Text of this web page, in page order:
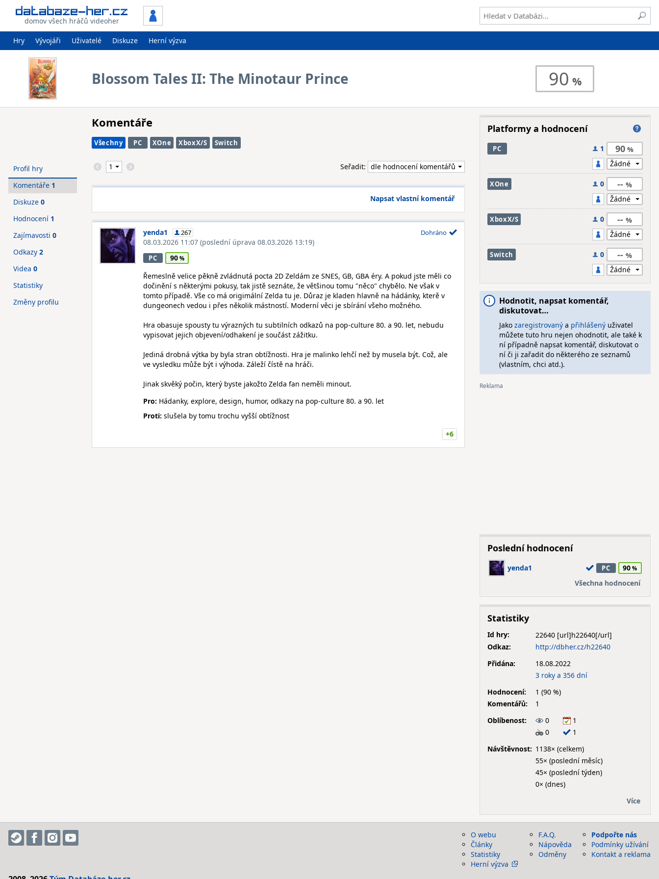
domov všech hráčů videoher
Hry Vývojáři Uživatelé Diskuze Herní výzva
Blossom Tales II: The Minotaur Prince 90
Komentáře
Všechny PC XOne XboxX/S Switch
Seřadit:
Napsat vlastní komentář
yenda1 267
08.03.2026 11:07 (poslední úprava 08.03.2026 13:19)
Dohráno
PC
90
Řemeslně velice pěkně zvládnutá pocta 2D Zeldám ze SNES, GB, GBA éry. A pokud jste měli co
dočinění s některými pokusy, tak jistě seznáte, že většinou tomu "něco" chybělo. Ne však v
tomto případě. Vše co má origimální Zelda tu je. Důraz je kladen hlavně na hádánky, kterě v
dungeonech vedou i přes několik mástností. Moderní věci je sbírání všeho možného.
Hra obasuje spousty tu výrazných tu subtilních odkazů na pop-culture 80. a 90. let, nebudu
vypisovat jejich objevení/odhakení je součást zážitku.
Jediná drobná výtka by byla stran obtížnosti. Hra je malinko lehčí než by musela být. Což, ale
ve vysledku může být i výhoda. Záleží čístě na hráči.
Jinak skvěký počin, který byste jakožto Zelda fan neměli minout.
Pro: Hádanky, explore, design, humor, odkazy na pop-culture 80. a 90. let
Proti: slušela by tomu trochu vyšší obtížnost
+6
Profil hry
Komentáře 1
Diskuze 0
Hodnocení 1
Zajímavosti 0
Odkazy 2
Videa 0
Statistiky
Změny profilu
Platformy a hodnocení
PC 1 90
XOne 0 --
XboxX/S 0 --
Switch 0 --
Hodnotit, napsat komentář,
diskutovat…
Jako zaregistrovanýa přihlášenýuživatel
můžete tuto hru nejen ohodnotit, ale také k
ní případně napsat komentář, diskutovat o
ní či ji zařadit do některého ze seznamů
(vlastním, chci atd.).
Poslední hodnocení
yenda1 PC
90
Všechna hodnocení
Statistiky
Id hry:
22640
Odkaz:
http://dbher.cz/h22640
Přidána:
18.08.2022
3 roky a 356 dní
Hodnocení:
1 (90 %)
Komentářů:
1
Oblíbenost:
0
1
0
1
Návštěvnost: 1138× (celkem)
55× (poslední měsíc)
45× (poslední týden)
0× (dnes)
Více
O webu
Články
Statistiky
Herní výzva
F.A.Q.
Nápověda
Odměny
Podpořte nás
Podmínky užívání
Kontakt a reklama